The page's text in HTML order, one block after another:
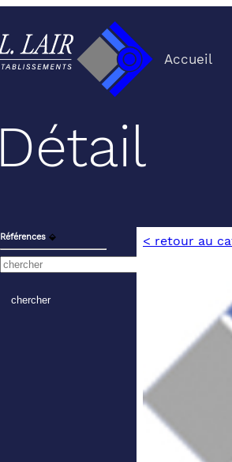
Accueil
Détail
Références ⬙ < retour au